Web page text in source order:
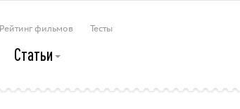
Рейтинг фильмов Тесты
Статьи